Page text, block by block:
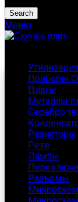
Search
Меню
Приборы
Платы
Металлы
Серебро
Резисторы
Реле
Лампы
Разъемы